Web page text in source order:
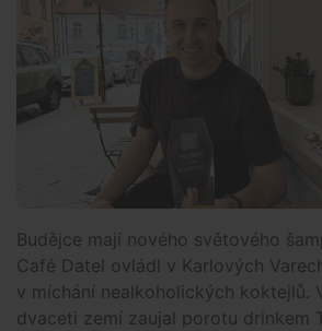
Budějce mají nového světového
Café Datel ovládl v Karlových
v míchání nealkoholických koktejlů.
dvaceti zemí zaujal porotu drinkem